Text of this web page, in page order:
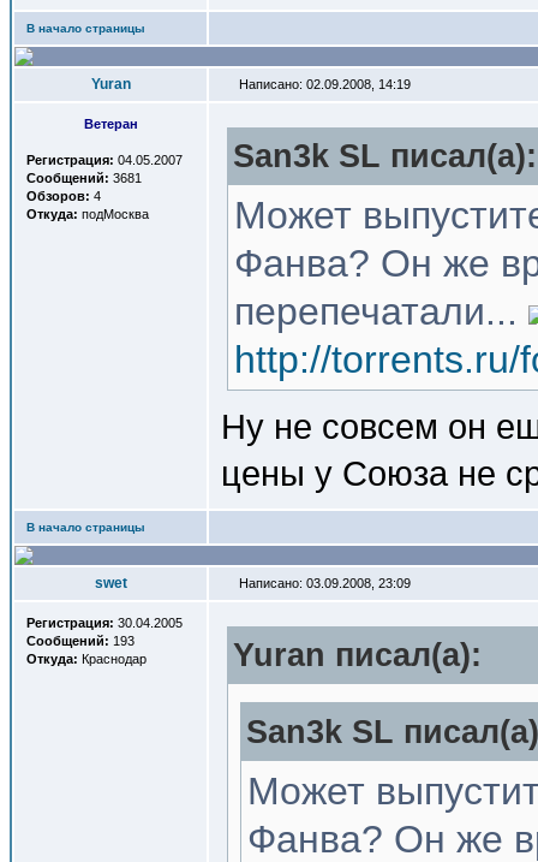
В начало страницы
Yuran Написано: 02.09.2008, 14:19
Ветеран
Регистрация: 04.05.2007
Сообщений: 3681
Обзоров: 4
Откуда: подМосква
San3k SL писал(a):
Может
Фанва? Он же
перепечатали...
http://torrents.ru/
Ну не совсем он
цены у Союза не
В начало страницы
swet Написано: 03.09.2008, 23:09
Регистрация: 30.04.2005
Сообщений: 193
Откуда: Краснодар Yuran писал(a):
San3k SL
Может
Фанва? Он же